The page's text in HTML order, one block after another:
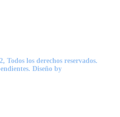
los derechos reservados.
Diseño by